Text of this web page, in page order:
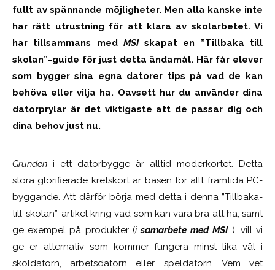
fullt av spännande möjligheter. Men alla kanske inte
har rätt utrustning för att klara av skolarbetet. Vi
har tillsammans med MSIskapat en ”Tillbaka till
skolan”-guide för just detta ändamål. Här får elever
som bygger sina egna datorer tips på vad de kan
behöva eller vilja ha. Oavsett hur du använder dina
datorprylar är det viktigaste att de passar dig och
dina behov just nu.
Grunden i ett datorbygge är alltid moderkortet. Detta
stora glorifierade kretskort är basen för allt framtida PC-
byggande. Att därför börja med detta i denna ”Tillbaka-
till-skolan”-artikel kring vad som kan vara bra att ha, samt
ge exempel på produkter (isamarbete med MSI ), vill vi
ge er alternativ som kommer fungera minst lika väl i
skoldatorn, arbetsdatorn eller speldatorn. Vem vet